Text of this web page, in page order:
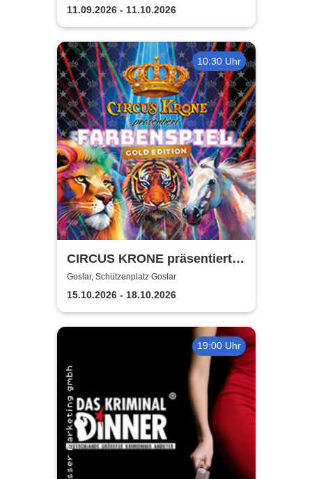
11.09.2026 - 11.10.2026
10:30 Uhr
CIRCUS KRONE präsentiert
FARBENSPIEL - Gold Edition
| Goslar
Goslar, Schützenplatz Goslar
15.10.2026 - 18.10.2026
19:00 Uhr